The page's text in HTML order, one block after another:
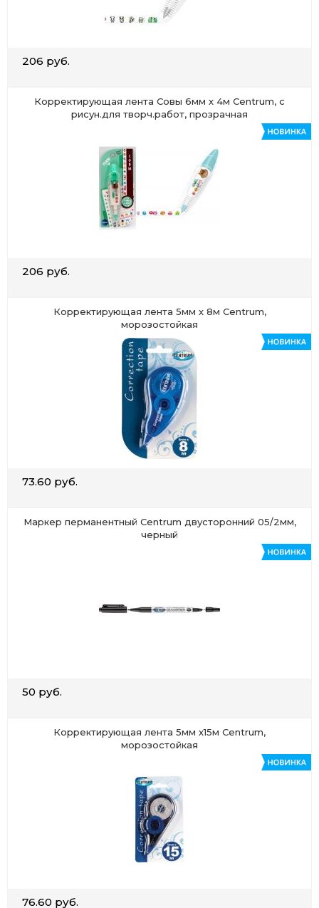
206 руб.
Корректирующая лента Совы 6мм х 4м Centrum, с
рисун.для творч.работ, прозрачная
206 руб.
Корректирующая лента 5мм х 8м Centrum,
морозостойкая
73.60 руб.
Маркер перманентный Centrum двусторонний 05/2мм,
черный
50 руб.
Корректирующая лента 5мм х15м Centrum,
морозостойкая
76.60 руб.